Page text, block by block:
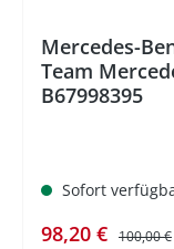
Mercedes-
Team
B67998395
Sofort
Verkaufspreis:
98,20 € 100,00 €